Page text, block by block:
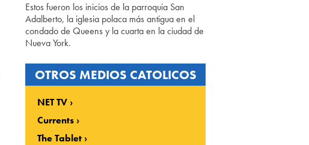
Estos fueron los inicios de la parroquia San
Adalberto, la iglesia polaca más antigua en el
condado de Queens y la cuarta en la ciudad de
Nueva York.
OTROS MEDIOS CATOLICOS
NET TV
Currents
The Tablet